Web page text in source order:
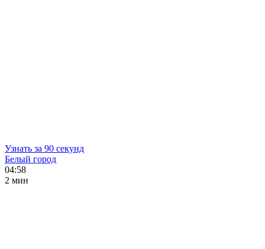
Узнать за 90 секунд
Белый город
04:58
2 мин